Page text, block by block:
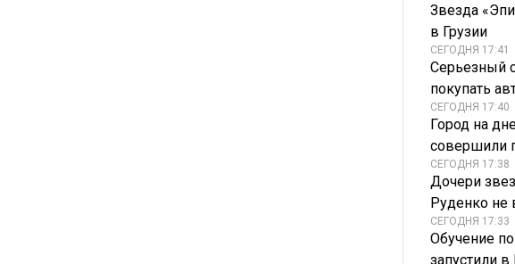
Звезда
в Грузии
СЕГОДНЯ 17:41
Серьезный
покупать
СЕГОДНЯ 17:40
Город на
совершили
СЕГОДНЯ 17:38
Дочери
Руденко
СЕГОДНЯ 17:33
Обучение
запустили